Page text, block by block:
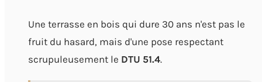
Une terrasse en bois qui dure 30 ans n'est pas le
fruit du hasard, mais d'une pose respectant
scrupuleusement le DTU 51.4.